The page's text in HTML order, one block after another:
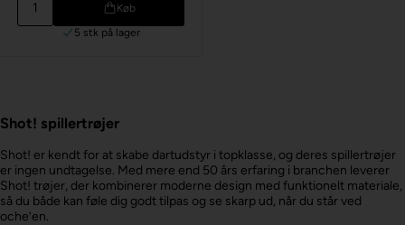
Køb
5 stk på lager
Shot! spillertrøjer
Shot! er kendt for at skabe dartudstyr i topklasse, og deres spillertrøjer
er ingen undtagelse. Med mere end 50 års erfaring i branchen leverer
Shot! trøjer, der kombinerer moderne design med funktionelt materiale,
så du både kan føle dig godt tilpas og se skarp ud, når du står ved
oche’en.